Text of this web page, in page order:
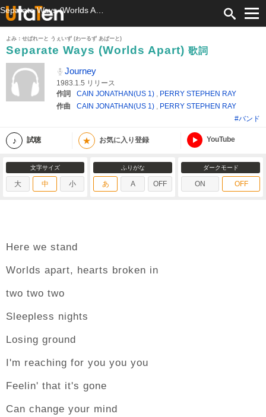
よみ：せぱれーと うぇいず (わーるず あぱーと)
Separate Ways (Worlds Apart) 歌詞
Journey
1983.1.5 リリース
作詞
CAIN JONATHAN(US 1) , PERRY STEPHEN RAY
作曲
CAIN JONATHAN(US 1) , PERRY STEPHEN RAY
#バンド
試聴 ★ お気に入り登録 YouTube
文字サイズ
大 中 小
ふりがな
あ A OFF
ダークモード
ON OFF
Here we stand
Worlds apart, hearts broken in
two two two
Sleepless nights
Losing ground
I'm reaching for you you you
Feelin' that it's gone
Can change your mind